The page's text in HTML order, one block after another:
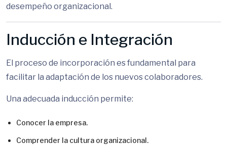
desempeño organizacional.
Inducción e Integración
El proceso de incorporación es fundamental para
facilitar la adaptación de los nuevos colaboradores.
Una adecuada inducción permite:
Conocer la empresa.
Comprender la cultura organizacional.